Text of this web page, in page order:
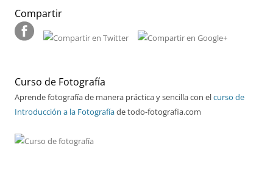
Compartir
Curso de Fotografía
Aprende fotografía de manera práctica y sencilla con elcurso de
Introducción a la Fotografíade todo-fotografia.com